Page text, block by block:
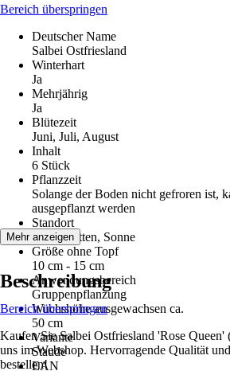
Bereich überspringen
Deutscher Name
Salbei Ostfriesland
Winterhart
Ja
Mehrjährig
Ja
Blütezeit
Juni, Juli, August
Inhalt
6 Stück
Pflanzzeit
Solange der Boden nicht gefroren ist,
ausgepflanzt werden
Standort
Halbschatten, Sonne
Größe ohne Topf
10 cm - 15 cm
Anwendungsbereich
Gruppenpflanzung
Wuchshöhe ausgewachsen ca.
50 cm
Variante
Staude
EAN
Mehr anzeigen
Beschreibung
Bereich überspringen
Kaufen Sie Salbei Ostfriesland 'Rose Queen'
uns im Webshop. Hervorragende Qualität
bestellen!